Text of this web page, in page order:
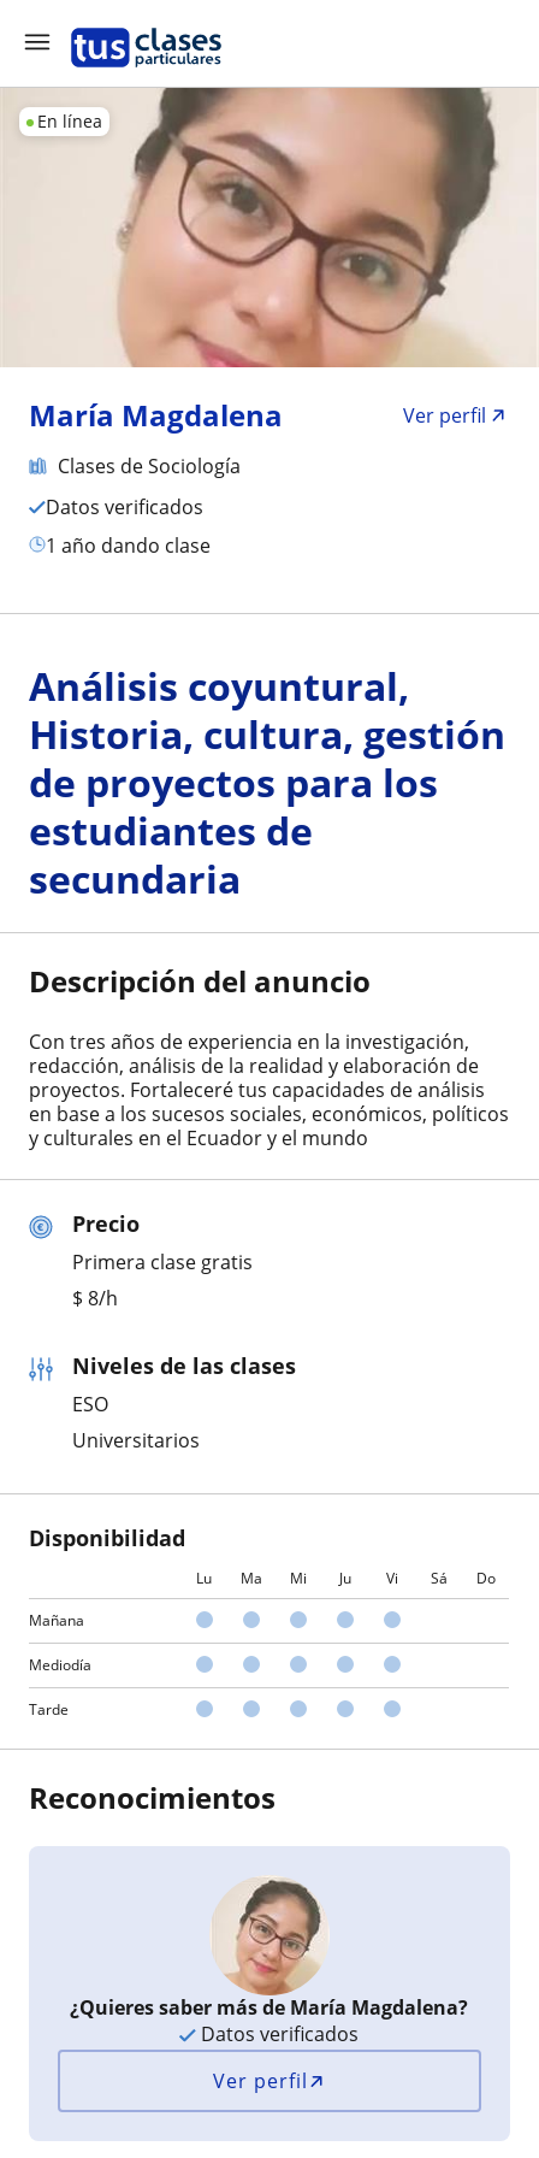
En línea
María Magdalena
Ver perfil
Clases de Sociología
Datos verificados
1 año dando clase
Precio
Primera clase gratis
$ 8/h
Niveles de las clases
ESO
Universitarios
Disponibilidad
Lu Ma Mi Ju Vi Sá Do
Mañana
Mediodía
Tarde
Análisis coyuntural,
Historia, cultura, gestión
de proyectos para los
estudiantes de
secundaria
Descripción del anuncio
Con tres años de experiencia en la investigación,
redacción, análisis de la realidad y elaboración de
proyectos. Fortaleceré tus capacidades de análisis
en base a los sucesos sociales, económicos, políticos
y culturales en el Ecuador y el mundo
Reconocimientos
¿Quieres saber más de María Magdalena?
Datos verificados
Ver perfil